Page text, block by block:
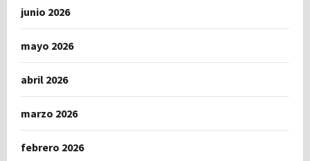
junio 2026
mayo 2026
abril 2026
marzo 2026
febrero 2026